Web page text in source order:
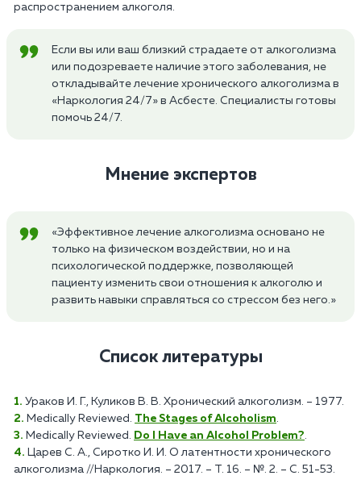
распространением алкоголя.
Если вы или ваш близкий страдаете от алкоголизма
или подозреваете наличие этого заболевания, не
откладывайте лечение хронического алкоголизма в
«Наркология 24/7» в Асбесте. Специалисты готовы
помочь 24/7.
Мнение экспертов
«Эффективное лечение алкоголизма основано не
только на физическом воздействии, но и на
психологической поддержке, позволяющей
пациенту изменить свои отношения к алкоголю и
развить навыки справляться со стрессом без него.»
Список литературы
Ураков И. Г., Куликов В. В. Хронический алкоголизм. – 1977.
Medically Reviewed. The Stages of Alcoholism
Medically Reviewed.
Do I Have an Alcohol Problem?
Царев С. А., Сиротко И. И. О латентности хронического
алкоголизма //Наркология. – 2017. – Т. 16. – №. 2. – С. 51-53.